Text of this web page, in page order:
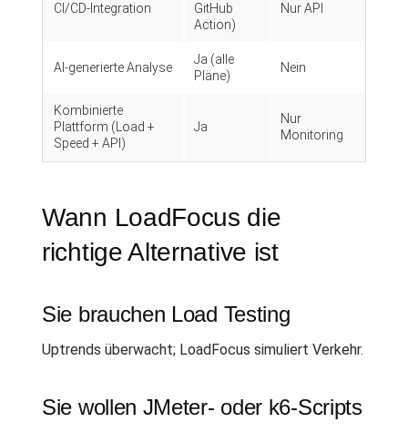
CI/CD-Integration
GitHub
Action)
Nur API
AI-generierte Analyse
Ja (alle
Pläne)
Nein
Kombinierte
Plattform (Load +
Speed + API)
Ja
Nur
Monitoring
Wann LoadFocus die
richtige Alternative ist
Sie brauchen Load Testing
Uptrends überwacht; LoadFocus simuliert Verkehr.
Sie wollen JMeter- oder k6-Scripts